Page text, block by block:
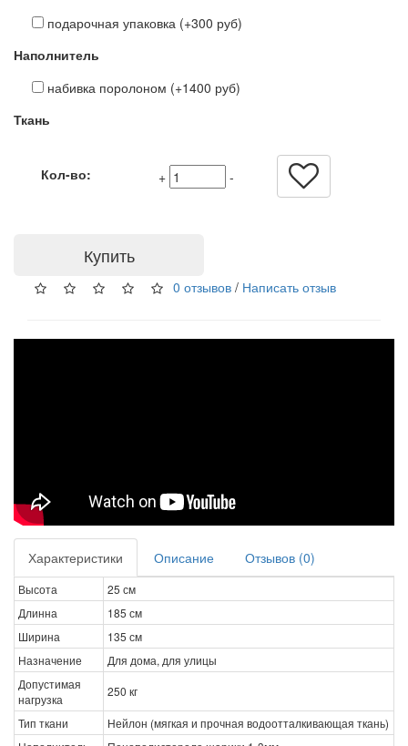
подарочная упаковка (+300 руб)
Наполнитель
набивка поролоном (+1400 руб)
Ткань
Кол-во: + -
Купить
0 отзывов / Написать отзыв
Характеристики Описание Отзывов (0)
Высота
25 см
Длинна
185 см
Ширина
135 см
Назначение
Для дома, для улицы
Допустимая
нагрузка
250 кг
Тип ткани
Нейлон (мягкая и прочная водоотталкивающая ткань)